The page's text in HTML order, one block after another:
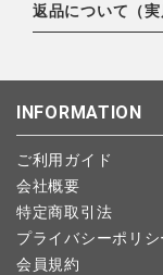
・楽天ペイ
・PayPay
北海道：1,400円
ご注文日当日から
ンセルは可能です
します。
予約商品など一部
かじめご了承くださ
返品について（実
こちら よりご依頼
INFORMATION
ご利用ガイド
会社概要
特定商取引法
プライバシーポリシ
会員規約